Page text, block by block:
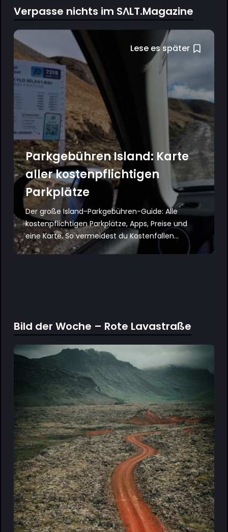
Verpasse nichts im SΛLT.Magazine
Lese es später
Parkgebühren Island: Karte
aller kostenpflichtigen
Parkplätze
Der große Island-Parkgebühren-Guide: Alle
kostenpflichtigen Parkplätze, Apps, Preise und
eine Karte. So vermeidest du Kostenfallen...
Bild der Woche – Rote Lavastraße